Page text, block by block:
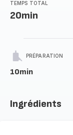
TEMPS TOTAL
20min
PRÉPARATION
10min
Ingrédients